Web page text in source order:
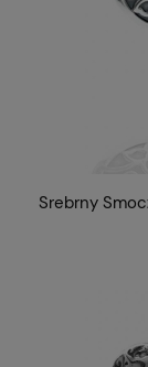
Srebrny